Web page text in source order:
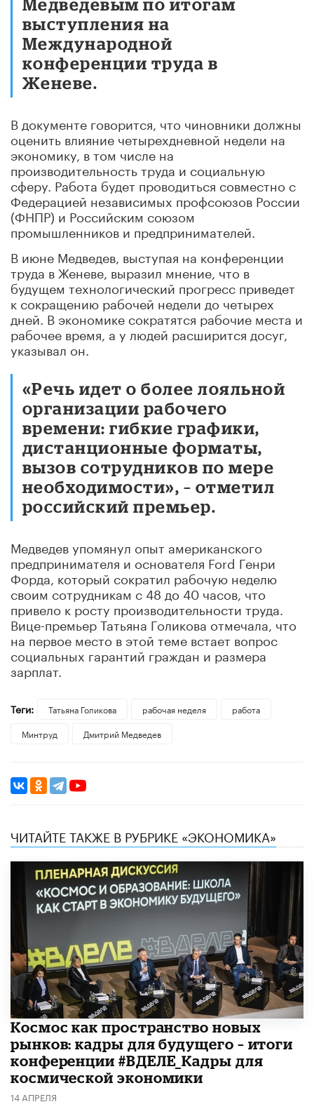
выступления на
Международной
конференции труда в
Женеве.
В документе говорится, что чиновники должны
оценить влияние четырехдневной недели на
экономику, в том числе на
производительность труда и социальную
сферу. Работа будет проводиться совместно с
Федерацией независимых профсоюзов России
(ФНПР) и Российским союзом
промышленников и предпринимателей.
В июне Медведев, выступая на конференции
труда в Женеве, выразил мнение, что в
будущем технологический прогресс приведет
к сокращению рабочей недели до четырех
дней. В экономике сократятся рабочие места и
рабочее время, а у людей расширится досуг,
указывал он.
«Речь идет о более лояльной
организации рабочего
времени: гибкие графики,
дистанционные форматы,
вызов сотрудников по мере
необходимости», – отметил
российский премьер.
Медведев упомянул опыт американского
предпринимателя и основателя Ford Генри
Форда, который сократил рабочую неделю
своим сотрудникам с 48 до 40 часов, что
привело к росту производительности труда.
Вице-премьер Татьяна Голикова отмечала, что
на первое место в этой теме встает вопрос
социальных гарантий граждан и размера
зарплат.
Теги: ​Татьяна Голикова рабочая неделя
работа
Минтруд
Дмитрий Медведев
ЧИТАЙТЕ ТАКЖЕ В РУБРИКЕ «ЭКОНОМИКА»
Космос как пространство новых
рынков: кадры для будущего – итоги
конференции #ВДЕЛЕ_Кадры для
космической экономики
14 АПРЕЛЯ